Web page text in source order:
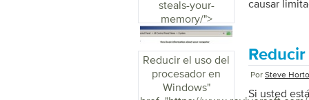
steals-your-
memory/">
causar
Reducir el uso del
procesador en
Windows"
Por Steve
Si usted